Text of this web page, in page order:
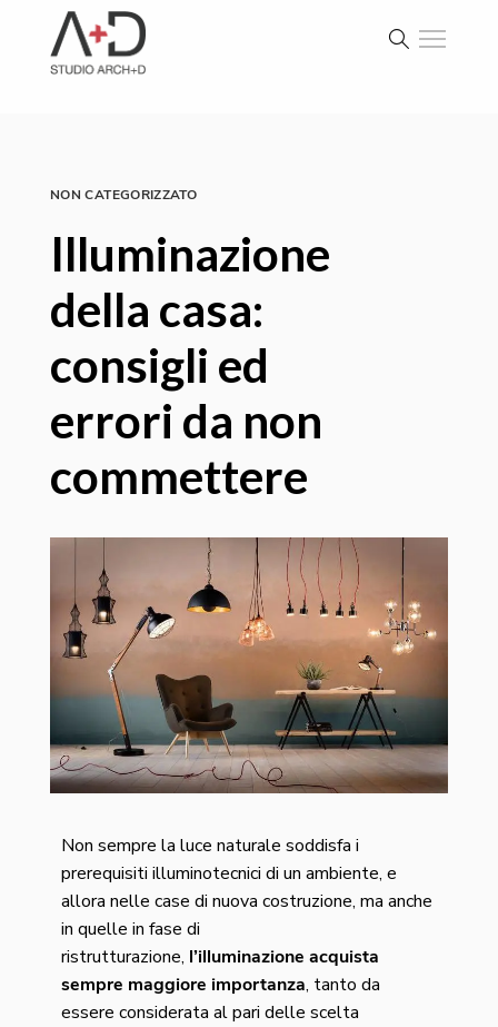
NON CATEGORIZZATO
Illuminazione
della casa:
consigli ed
errori da non
commettere
Non sempre la luce naturale soddisfa i
prerequisiti illuminotecnici di un ambiente, e
allora nelle case di nuova costruzione, ma anche
in quelle in fase di
ristrutturazione, l’illuminazione acquista
sempre maggiore importanza, tanto da
essere considerata al pari delle scelta